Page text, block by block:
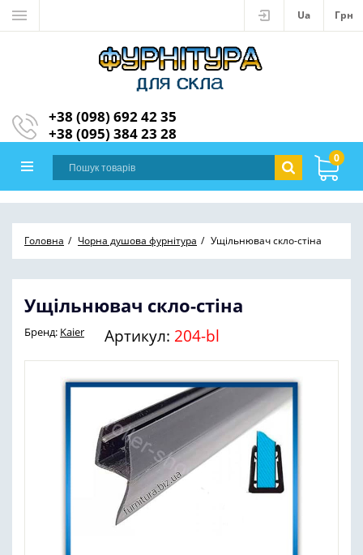
Ua Грн
+38 (098) 692 42 35
+38 (095) 384 23 28
0
Головна Чорна душова фурнітура Ущільнювач скло-стіна
Ущільнювач скло-стіна
Бренд: Kaier Артикул: 204-bl